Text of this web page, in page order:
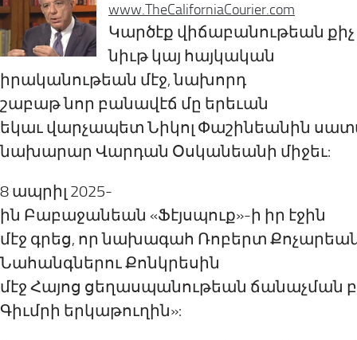
www.TheCaliforniaCourier.com
Կարծէք վիճաբանութեան քիչ
նիւթ կայ հայկական
իրականութեան մէջ, նախորդ
շաբաթնոր բանավէճ մը երեւան
եկաւ վարչապետ Նիկոլ Փաշինեանին
նախարար Վարդան Օսկանեանի միջեւ:
8 ապրիլ 2025-
ին Բաբաջանեան «Ֆէյսպուք»-ի իր էջին
մէջ գրեց, որ նախագահ Ռոբերտ
Նահանգներու Քոնկրեսին
մէջ Հայոց ցեղասպանութեան ճանաչման
Գիւմրի երկաթուղին»: